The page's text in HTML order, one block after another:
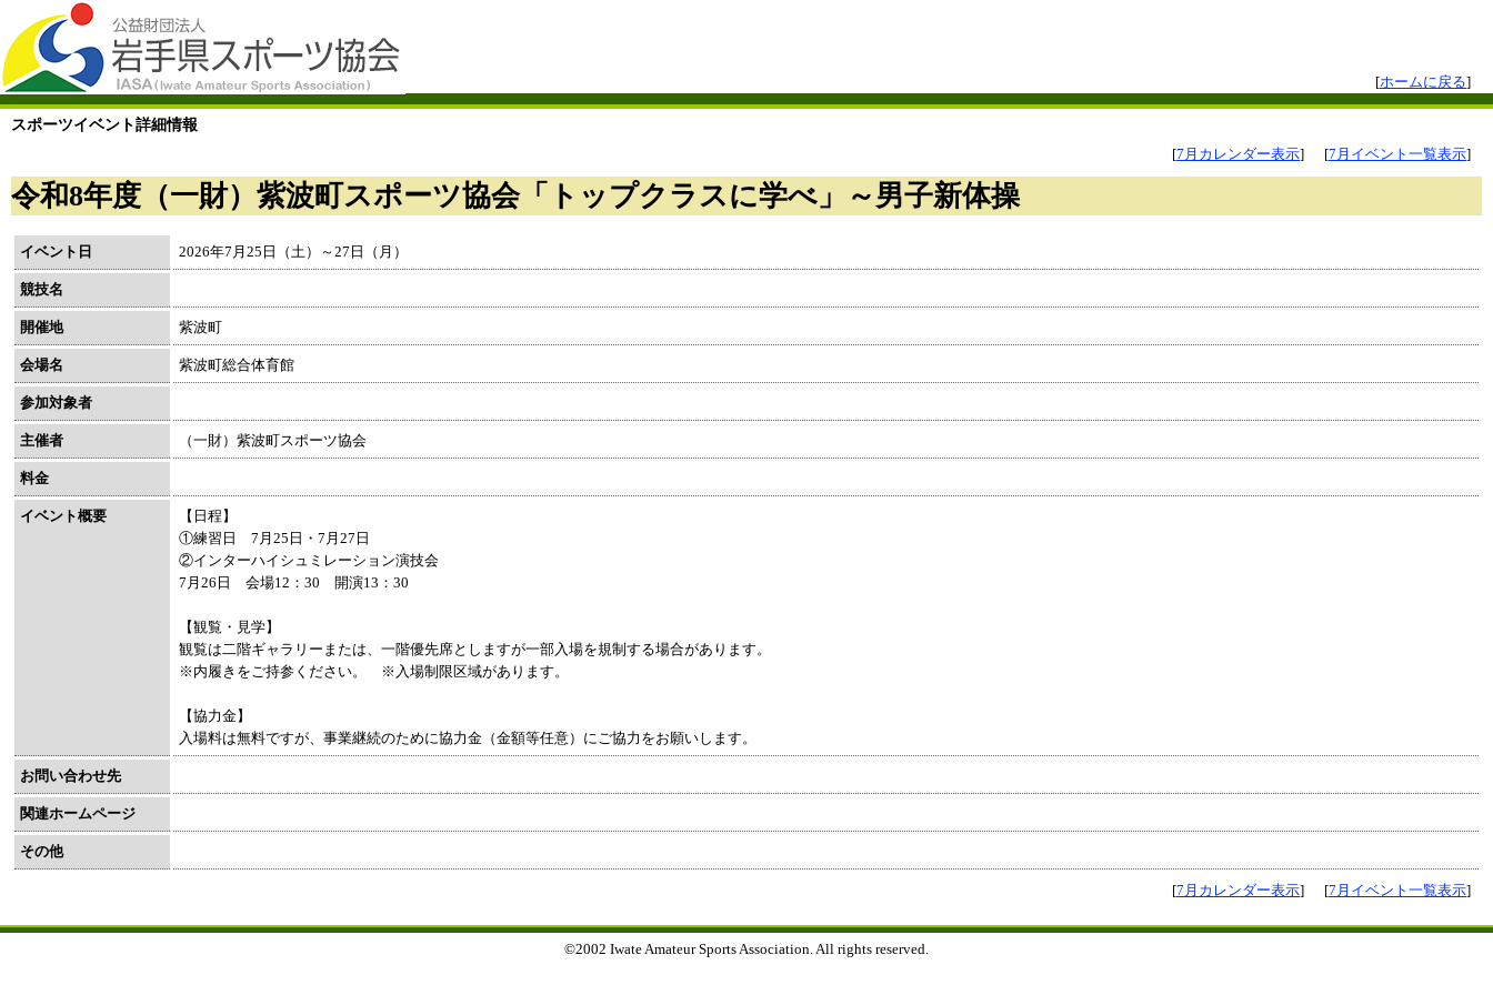
[ホームに戻る]
スポーツイベント詳細情報
[7月カレンダー表示] [7月イベント一覧表示]
令和8年度（一財）紫波町スポーツ協会「トップクラスに学べ」～男子新体操
イベント日 2026年7月25日（土）～27日（月）
競技名
開催地 紫波町
会場名 紫波町総合体育館
参加対象者
主催者 （一財）紫波町スポーツ協会
料金
イベント概要
【日程】
①練習日 7月25日・7月27日
②インターハイシュミレーション演技会
7月26日 会場12：30 開演13：30
【観覧・見学】
観覧は二階ギャラリーまたは、一階優先席としますが一部入場を規制する場合があります。
※内履きをご持参ください。 ※入場制限区域があります。
【協力金】
入場料は無料ですが、事業継続のために協力金（金額等任意）にご協力をお願いします。
お問い合わせ先
関連ホームページ
その他
[7月カレンダー表示] [7月イベント一覧表示]
©2002 Iwate Amateur Sports Association. All rights reserved.